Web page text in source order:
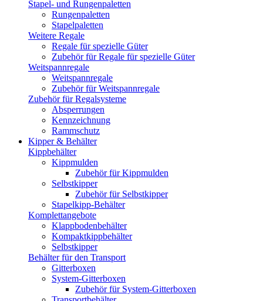
Stapel- und Rungenpaletten
Rungenpaletten
Stapelpaletten
Weitere Regale
Regale für spezielle Güter
Zubehör für Regale für spezielle Güter
Weitspannregale
Weitspannregale
Zubehör für Weitspannregale
Zubehör für Regalsysteme
Absperrungen
Kennzeichnung
Rammschutz
Kipper & Behälter
Kippbehälter
Kippmulden
Zubehör für Kippmulden
Selbstkipper
Zubehör für Selbstkipper
Stapelkipp-Behälter
Komplettangebote
Klappbodenbehälter
Kompaktkippbehälter
Selbstkipper
Behälter für den Transport
Gitterboxen
System-Gitterboxen
Zubehör für System-Gitterboxen